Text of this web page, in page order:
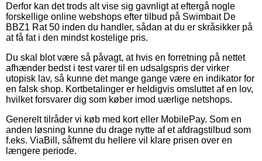
Derfor kan det trods alt vise sig gavnligt at eftergå nogle
forskellige online webshops efter tilbud på Swimbait De
BBZ1 Rat 50 inden du handler, sådan at du er skråsikker på
at få fat i den mindst kostelige pris.
Du skal blot være så påvagt, at hvis en forretning på nettet
afhænder bedst i test varer til en udsalgspris der virker
utopisk lav, så kunne det mange gange være en indikator for
en falsk shop. Kortbetalinger er heldigvis omsluttet af en lov,
hvilket forsvarer dig som køber imod uærlige netshops.
Generelt tilråder vi køb med kort eller MobilePay. Som en
anden løsning kunne du drage nytte af et afdragstilbud som
f.eks. ViaBill, såfremt du hellere vil klare prisen over en
længere periode.